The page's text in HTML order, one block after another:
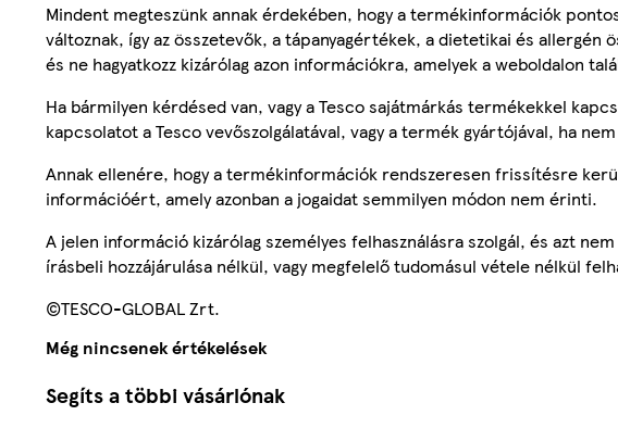
Mindent megteszünk annak érdekében, hogy a termékinformációk
változnak, így az összetevők, a tápanyagértékek, a dietetikai és
és ne hagyatkozz kizárólag azon információkra, amelyek a weboldalon
Ha bármilyen kérdésed van, vagy a Tesco sajátmárkás termékekkel
kapcsolatot a Tesco vevőszolgálatával, vagy a termék gyártójával, ha
Annak ellenére, hogy a termékinformációk rendszeresen frissítésre
információért, amely azonban a jogaidat semmilyen módon nem érinti.
A jelen információ kizárólag személyes felhasználásra szolgál, és azt
írásbeli hozzájárulása nélkül, vagy megfelelő tudomásul vétele nélkül
©TESCO-GLOBAL Zrt.
Még nincsenek értékelések
Segíts a többi vásárlónak